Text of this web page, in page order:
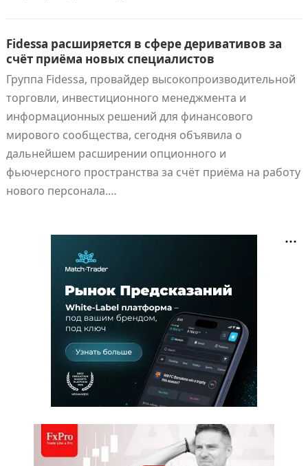
Fidessa расширяется в сфере деривативов за
счёт приёма новых специалистов
Группа Fidessa, провайдер высокопроизводительной
торговли, инвестиционного менеджмента и
информационных решений для финансового
мирового сообщества, сегодня объявила о
дальнейшем расширении опционного и
фьючерсного пространства за счёт приёма на работу
нового персонала.…